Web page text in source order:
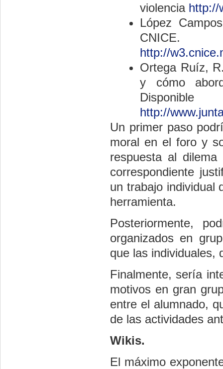
violencia http://
López
http://
Ortega Ruíz,
y cómo
http://
Un primer paso
moral en el foro y
respuesta al
correspondiente
un trabajo individual
herramienta.
Posteriormente,
organizados en
que las individuales,
Finalmente, sería
motivos en gran
entre el alumnado,
de las actividades
Wikis.
El máximo